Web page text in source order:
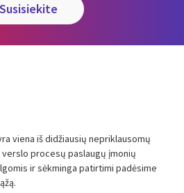
susisiekite
viena iš didžiausių nepriklausomų
procesų paslaugų įmonių
ir sėkminga patirtimi padėsime